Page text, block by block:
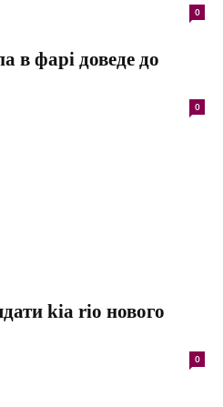
0
в фарі доведе до
0
kia rio нового
0